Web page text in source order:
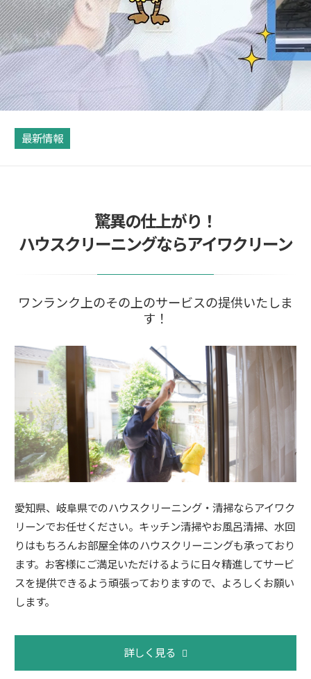
最新情報
驚異の仕上がり！
ハウスクリーニングならアイワクリーン
ワンランク上のその上のサービスの提供いたしま
す！
愛知県、岐阜県でのハウスクリーニング・清掃ならアイワク
リーンでお任せください。キッチン清掃やお風呂清掃、水回
りはもちろんお部屋全体のハウスクリーニングも承っており
ます。お客様にご満足いただけるように日々精進してサービ
スを提供できるよう頑張っておりますので、よろしくお願い
します。
詳しく見る